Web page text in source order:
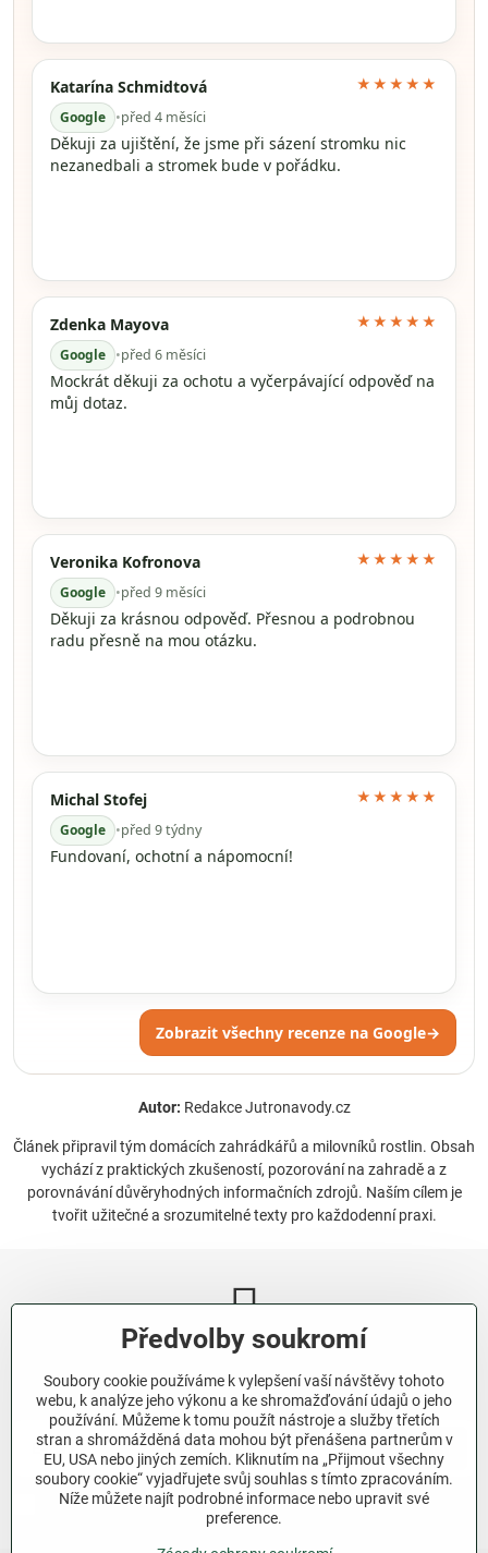
Katarína Schmidtová
Google •před 4 měsíci
★★★★★
Děkuji za ujištění, že jsme při sázení stromku nic
nezanedbali a stromek bude v pořádku.
Zdenka Mayova
Google •před 6 měsíci
★★★★★
Mockrát děkuji za ochotu a vyčerpávající odpověď na
můj dotaz.
Veronika Kofronova
Google •před 9 měsíci
★★★★★
Děkuji za krásnou odpověď. Přesnou a podrobnou
radu přesně na mou otázku.
Michal Stofej
Google •před 9 týdny
★★★★★
Fundovaní, ochotní a nápomocní!
Zobrazit všechny recenze na Google→
Autor: Redakce Jutronavody.cz
Článek připravil tým domácích zahrádkářů a milovníků rostlin. Obsah
vychází z praktických zkušeností, pozorování na zahradě a z
porovnávání důvěryhodných informačních zdrojů. Naším cílem je
tvořit užitečné a srozumitelné texty pro každodenní praxi.
Newsletter
Odebírat naše novinky:
Odebírat
Chci se přihlásit k odběru novinek e-mailem.
Předvolby soukromí
Soubory cookie používáme k vylepšení vaší návštěvy tohoto
webu, k analýze jeho výkonu a ke shromažďování údajů o jeho
používání. Můžeme k tomu použít nástroje a služby třetích
stran a shromážděná data mohou být přenášena partnerům v
EU, USA nebo jiných zemích. Kliknutím na „Přijmout všechny
soubory cookie“ vyjadřujete svůj souhlas s tímto zpracováním.
Níže můžete najít podrobné informace nebo upravit své
preference.